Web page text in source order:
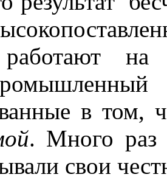
на
в
. Много раз
свои